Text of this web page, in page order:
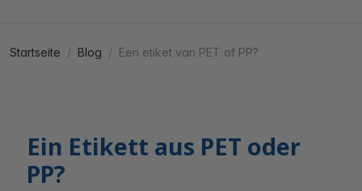
Startseite Blog Een etiket van PET of PP?
Ein Etikett aus PET oder
PP?